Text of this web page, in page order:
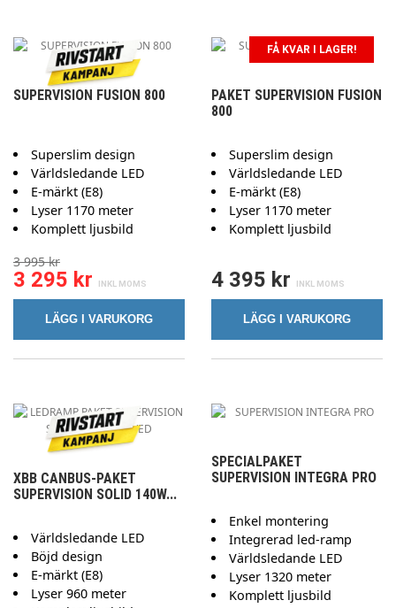
SUPERVISION FUSION 800
Superslim design
Världsledande LED
E-märkt (E8)
Lyser 1170 meter
Komplett ljusbild
3 995 kr
3 295 kr
LÄGG I VARUKORG
FÅ KVAR I LAGER!
PAKET SUPERVISION FUSION
800
Superslim design
Världsledande LED
E-märkt (E8)
Lyser 1170 meter
Komplett ljusbild
4 395 kr
LÄGG I VARUKORG
XBB CANBUS-PAKET
SUPERVISION SOLID 140W...
Världsledande LED
Böjd design
E-märkt (E8)
Lyser 960 meter
SPECIALPAKET
SUPERVISION INTEGRA PRO
Enkel montering
Integrerad led-ramp
Världsledande LED
Lyser 1320 meter
Komplett ljusbild